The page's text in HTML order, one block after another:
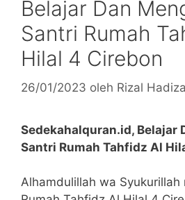
Belajar Dan
Santri Rumah
Hilal 4 Cirebon
26/01/2023 oleh Rizal
Sedekahalquran.id, Belajar
Santri Rumah Tahfidz Al
Alhamdulillah wa